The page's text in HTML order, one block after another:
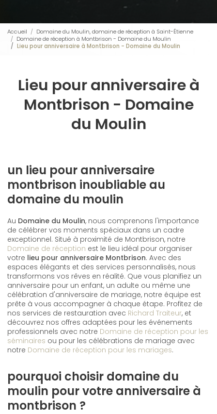
Accueil
Domaine du Moulin, domaine de réception à Saint-Étienne
Domaine de réception à Montbrison - Domaine du Moulin
Lieu pour anniversaire à Montbrison - Domaine du Moulin
Lieu pour anniversaire à
Montbrison - Domaine
du Moulin
un lieu pour anniversaire
montbrison inoubliable au
domaine du moulin
Au Domaine du Moulin, nous comprenons l'importance
de célébrer vos moments spéciaux dans un cadre
exceptionnel. Situé à proximité de Montbrison, notre
Domaine de réception est le lieu idéal pour organiser
votre lieu pour anniversaire Montbrison. Avec des
espaces élégants et des services personnalisés, nous
transformons vos rêves en réalité. Que vous planifiez un
anniversaire pour un enfant, un adulte ou même une
célébration d'anniversaire de mariage, notre équipe est
prête à vous accompagner à chaque étape. Profitez de
nos services de restauration avec Richard Traiteur, et
découvrez nos offres adaptées pour les événements
professionnels avec notre Domaine de réception pour les
séminaires ou pour les célébrations de mariage avec
notre Domaine de réception pour les mariages.
pourquoi choisir domaine du
moulin pour votre anniversaire à
montbrison ?